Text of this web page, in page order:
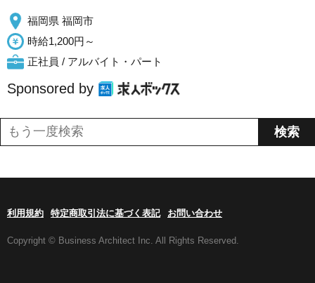
福岡県 福岡市
時給1,200円～
正社員 / アルバイト・パート
Sponsored by
利用規約 特定商取引法に基づく表記 お問い合わせ
Copyright © Business Architect Inc. All Rights Reserved.